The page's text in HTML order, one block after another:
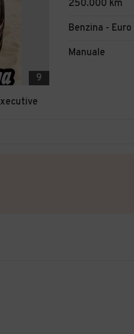
9
250.000 km
Benzina -
Manuale